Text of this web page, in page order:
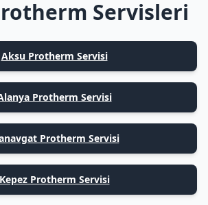
Servisleri
Aksu Protherm Servisi
Protherm Servisi
Protherm Servisi
Kepez Protherm Servisi